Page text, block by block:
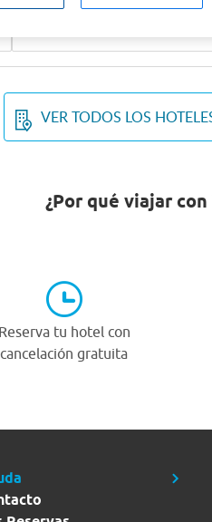
VER TODOS LOS
¿Por qué viajar
Reserva tu hotel con
cancelación gratuita